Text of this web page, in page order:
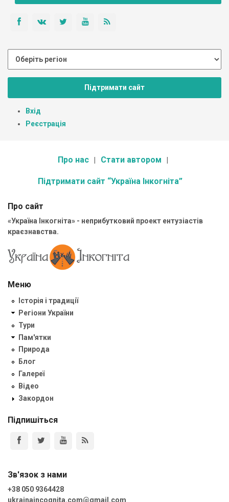
Підтримати сайт
Вхід
Реєстрація
Про нас Стати автором
Підтримати сайт “Україна Інкогніта”
Про сайт
«Україна Інкогніта» - неприбутковий проект ентузіастів
краєзнавства.
Меню
Історія і традиції
Регіони України
Тури
Пам'ятки
Природа
Блог
Галереї
Відео
Закордон
Підпишіться
Зв'язок з нами
+38 050 9364428
ukrainaincognita.com@gmail.com